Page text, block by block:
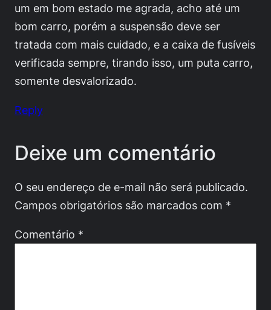
um em bom estado me agrada, acho até um
bom carro, porém a suspensão deve ser
tratada com mais cuidado, e a caixa de fusíveis
verificada sempre, tirando isso, um puta carro,
somente desvalorizado.
Reply
Deixe um comentário
O seu endereço de e-mail não será publicado.
Campos obrigatórios são marcados com *
Comentário *